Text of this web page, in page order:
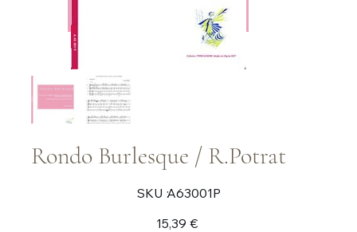
Rondo Burlesque / R.Potrat
SKU :SKU
A63001P
A63001P
15,39 €